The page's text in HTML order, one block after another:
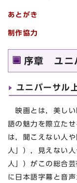
あとがき
制作協力
序章 ユニ
ユニバーサル
映画とは，美しい
語の魅力を際立た
は，聞こえない人
人」），見えない
人」）がこの総合
に日本語字幕と音